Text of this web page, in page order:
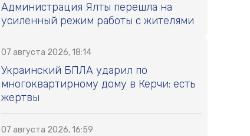
Администрация Ялты перешла на
усиленный режим работы с жителями
07 августа 2026, 18:14
Украинский БПЛА ударил по
многоквартирному дому в Керчи: есть
жертвы
07 августа 2026, 16:59